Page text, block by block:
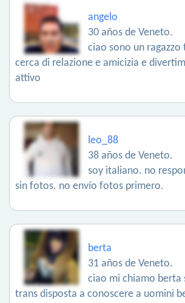
angelo
30 años de Veneto.
ciao sono un ragazzo
cerca di relazione e amicizia e
attivo
leo_88
38 años de Veneto.
soy italiano. no
sin fotos. no envío fotos primero.
berta
31 años de Veneto.
ciao mi chiamo berta
trans disposta a conoscere a uomini